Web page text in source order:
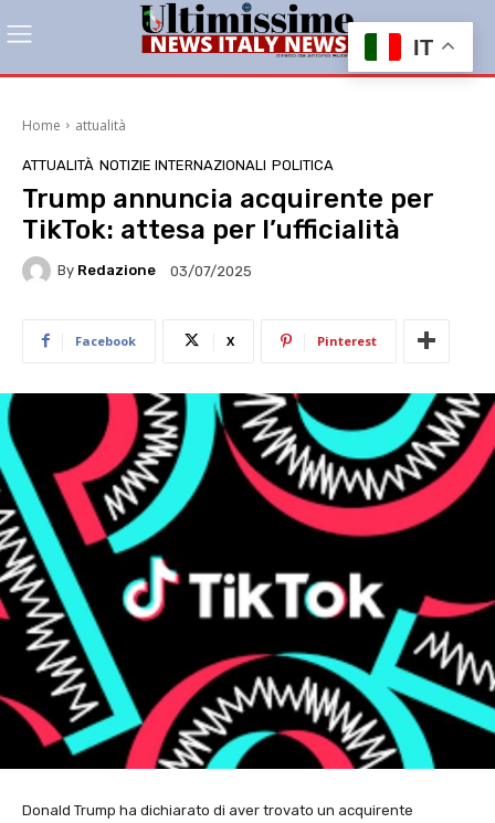
Home attualità
ATTUALITÀ NOTIZIE INTERNAZIONALI POLITICA
Trump annuncia acquirente per
TikTok: attesa per l’ufficialità
By Redazione 03/07/2025
Facebook X Pinterest
Donald Trump ha dichiarato di aver trovato un acquirente
IT